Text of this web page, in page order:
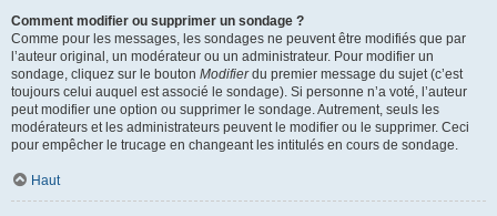
Comment modifier ou supprimer un sondage ?
Comme pour les messages, les sondages ne peuvent être modifiés que par
l’auteur original, un modérateur ou un administrateur. Pour modifier un
sondage, cliquez sur le bouton Modifierdu premier message du sujet (c’est
toujours celui auquel est associé le sondage). Si personne n’a voté, l’auteur
peut modifier une option ou supprimer le sondage. Autrement, seuls les
modérateurs et les administrateurs peuvent le modifier ou le supprimer. Ceci
pour empêcher le trucage en changeant les intitulés en cours de sondage.
Haut